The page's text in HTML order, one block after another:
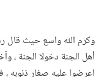
وكرم الله واسع حيث قال
أهل الجنة دخولا الجنة ،
اعرضوا عليه صغار ذنوبه